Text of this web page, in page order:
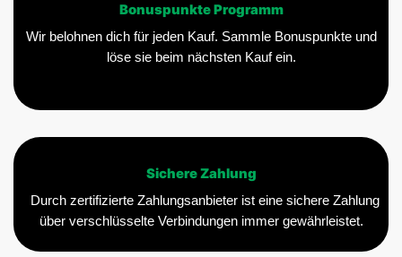
Bonuspunkte Programm
Wir belohnen dich für jeden Kauf. Sammle Bonuspunkte und
löse sie beim nächsten Kauf ein.
Sichere Zahlung
Durch zertifizierte Zahlungsanbieter ist eine sichere Zahlung
über verschlüsselte Verbindungen immer gewährleistet.